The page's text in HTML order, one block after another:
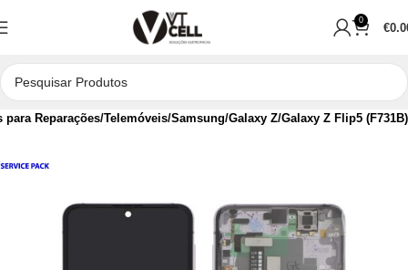
0
€
para Reparações Telemóveis Samsung Galaxy Z Galaxy Z Flip5 (F731B)